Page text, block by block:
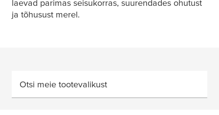
laevad parimas seisukorras, suurendades ohutust
ja tõhusust merel.
Otsi meie tootevalikust